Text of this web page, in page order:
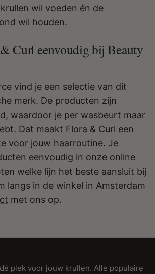
wil voeden én de
wil houden.
Curl eenvoudig bij Beauty
vind je een selectie van dit
merk. De producten zijn
waardoor je per wasbeurt maar
Dat maakt Flora & Curl een
voor jouw haarroutine. Je
eenvoudig in onze online
welke lijn het beste aansluit bij
langs in de winkel in Amsterdam
met ons op.
plek voor jouw krullen. Alle populaire